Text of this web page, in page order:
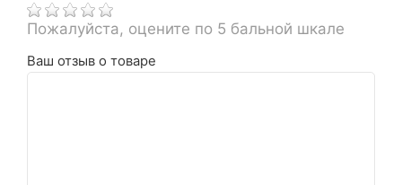
Пожалуйста, оцените по 5 бальной шкале
Ваш отзыв о товаре